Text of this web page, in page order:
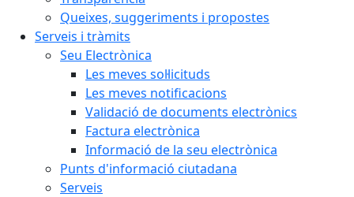
Queixes, suggeriments i propostes
Serveis i tràmits
Seu Electrònica
Les meves sol·licituds
Les meves notificacions
Validació de documents electrònics
Factura electrònica
Informació de la seu electrònica
Punts d'informació ciutadana
Serveis